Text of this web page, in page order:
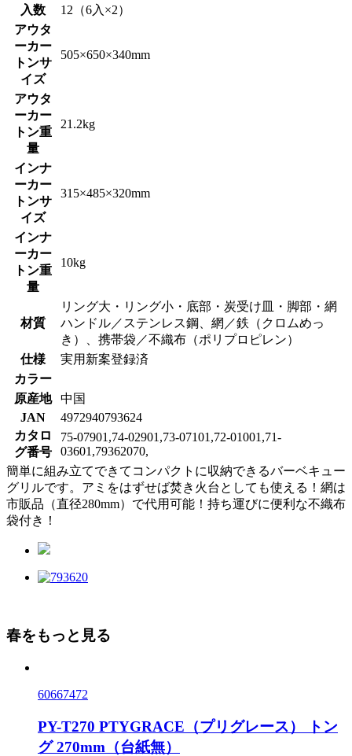
入数
12（6入×2）
アウタ
ーカー
トンサ
イズ
505×650×340mm
アウタ
ーカー
トン重
量
21.2kg
インナ
ーカー
トンサ
イズ
315×485×320mm
インナ
ーカー
トン重
量
10kg
材質
リング大・リング小・底部・炭受け皿・脚部・網
ハンドル／ステンレス鋼、網／鉄（クロムめっ
き）、携帯袋／不織布（ポリプロピレン）
仕様
実用新案登録済
カラー
原産地
中国
JAN
4972940793624
カタロ
グ番号
75-07901,74-02901,73-07101,72-01001,71-
03601,79362070,
簡単に組み立てできてコンパクトに収納できるバーベキュー
グリルです。アミをはずせば焚き火台としても使える！網は
市販品（直径280mm）で代用可能！持ち運びに便利な不織布
袋付き！
春をもっと見る
60667472
PY-T270 PTYGRACE（プリグレース） トン
グ 270mm（台紙無）